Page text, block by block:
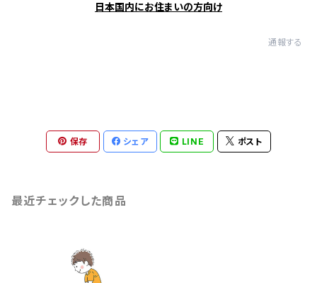
日本国内にお住まいの方向け
通報する
保存 シェア LINE ポスト
最近チェックした商品